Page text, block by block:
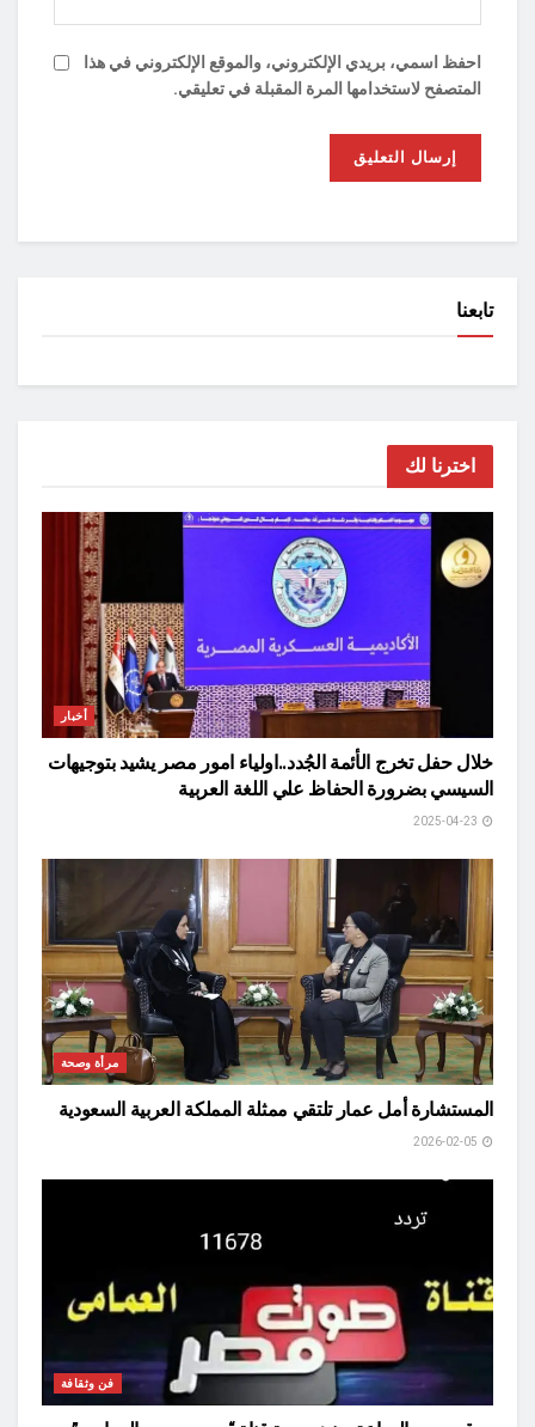
احفظ اسمي، بريدي الإلكتروني، والموقع الإلكتروني في هذا
المتصفح لاستخدامها المرة المقبلة في تعليقي.
تابعنا
اخترنا لك
أخبار
خلال حفل تخرج الأئمة الجُدد..اولياء امور مصر يشيد بتوجيهات
السيسي بضرورة الحفاظ علي اللغة العربية
مرأة وصحة
المستشارة أمل عمار تلتقي ممثلة المملكة العربية السعودية
فن وثقافة